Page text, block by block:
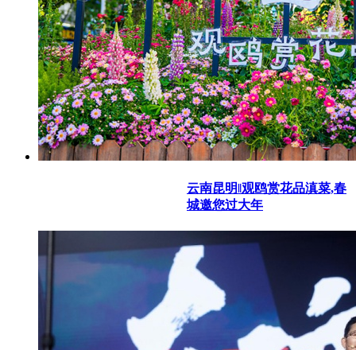
云南昆明‖观鸥赏花品滇菜,春
城邀您过大年